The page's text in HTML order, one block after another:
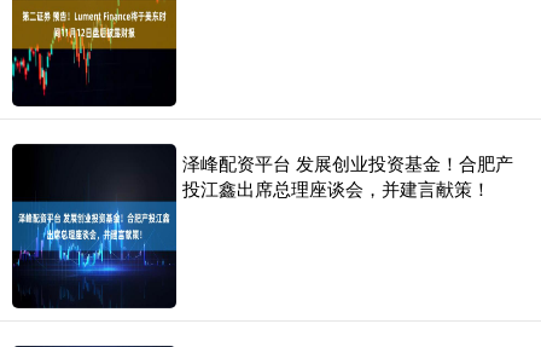
泽峰配资平台 发展创业投资基金！合肥产
投江鑫出席总理座谈会，并建言献策！